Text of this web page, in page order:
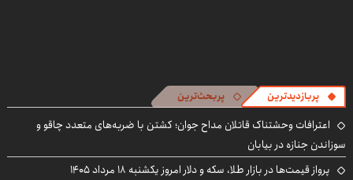
پربازدیدترین پربحث‌ترین
اعترافات وحشتناک قاتلان مداح جوان؛ کشتن با ضربه‌های متعدد چاقو و
سوزاندن جنازه در بیابان
پرواز قیمت‌ها در بازار طلا، سکه و دلار امروز یکشنبه ۱۸ مرداد ۱۴۰۵